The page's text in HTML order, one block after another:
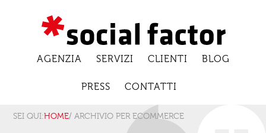
AGENZIA SERVIZI CLIENTI BLOG
PRESS CONTATTI
SEI QUI:HOME/ ARCHIVIO PER ECOMMERCE